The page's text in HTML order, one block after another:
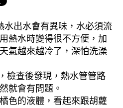
水出水會有異味，水必須流
熱水時變得很不方便，加
氣越來越冷了，深怕洗澡
檢查後發現，熱水管管路
就會有問題。
色的液體，看起來跟胡蘿